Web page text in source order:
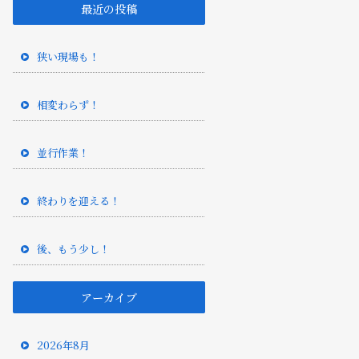
最近の投稿
狭い現場も！
相変わらず！
並行作業！
終わりを迎える！
後、もう少し！
アーカイブ
2026年8月